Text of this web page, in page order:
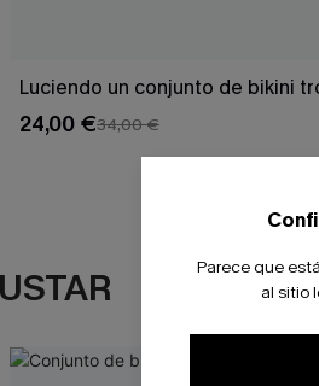
Luciendo un conjunto de bikini
24,00 €34,00 €
Parece que
al sitio